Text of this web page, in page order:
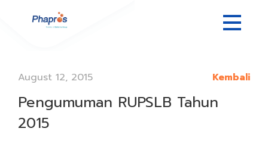
August 12, 2015 Kembali
Pengumuman RUPSLB Tahun
2015